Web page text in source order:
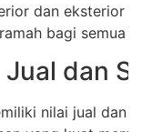
dan eksterior
bagi semua
dan
nilai jual dan